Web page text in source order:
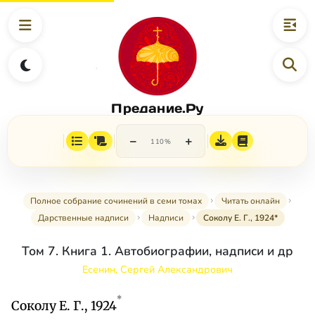
Предание.Ру
− 110% +
Полное собрание сочинений в семи томах
Читать онлайн
Дарственные надписи
Надписи Соколу Е. Г., 1924*
Том 7. Книга 1. Автобиографии, надписи и др
Есенин, Сергей Александрович
Соколу Е. Г., 1924*